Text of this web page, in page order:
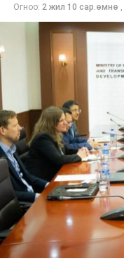
Огноо: 2 жил 10 сар.өмнө ,